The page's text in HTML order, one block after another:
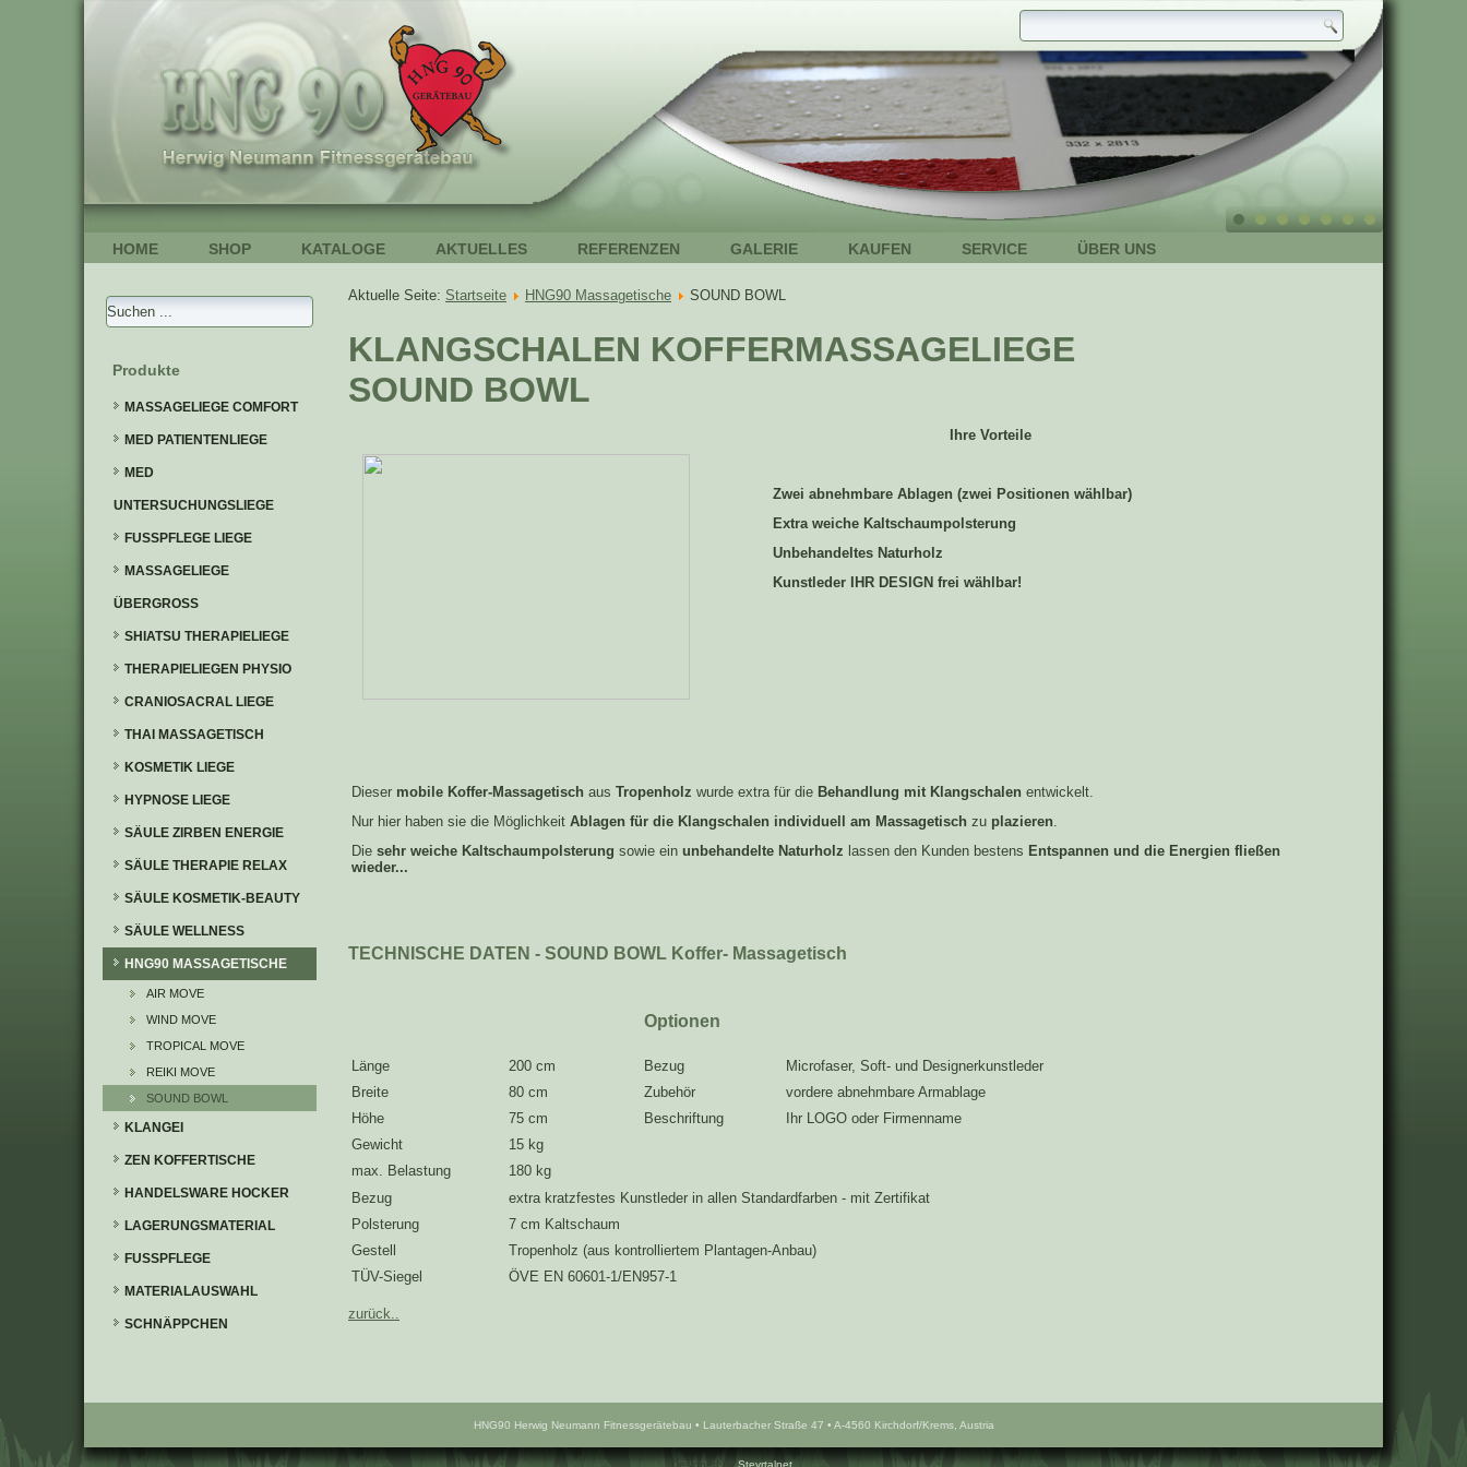
HOME SHOP KATALOGE AKTUELLES REFERENZEN GALERIE KAUFEN SERVICE ÜBER UNS
Produkte
MASSAGELIEGE COMFORT
MED PATIENTENLIEGE
MED
UNTERSUCHUNGSLIEGE
FUSSPFLEGE LIEGE
MASSAGELIEGE
ÜBERGROSS
SHIATSU THERAPIELIEGE
THERAPIELIEGEN PHYSIO
CRANIOSACRAL LIEGE
THAI MASSAGETISCH
KOSMETIK LIEGE
HYPNOSE LIEGE
SÄULE ZIRBEN ENERGIE
SÄULE THERAPIE RELAX
SÄULE KOSMETIK-BEAUTY
SÄULE WELLNESS
HNG90 MASSAGETISCHE
AIR MOVE
WIND MOVE
TROPICAL MOVE
REIKI MOVE
SOUND BOWL
KLANGEI
ZEN KOFFERTISCHE
HANDELSWARE HOCKER
LAGERUNGSMATERIAL
FUSSPFLEGE
MATERIALAUSWAHL
SCHNÄPPCHEN
Aktuelle Seite: Startseite HNG90 Massagetische SOUND BOWL
KLANGSCHALEN KOFFERMASSAGELIEGE
SOUND BOWL
Ihre Vorteile
Zwei abnehmbare Ablagen (zwei Positionen wählbar)
Extra weiche Kaltschaumpolsterung
Unbehandeltes Naturholz
Kunstleder IHR DESIGN frei wählbar!
Dieser mobile Koffer-Massagetisch aus Tropenholz wurde extra für die Behandlung mit Klangschalen entwickelt.
Nur hier haben sie die Möglichkeit Ablagen für die Klangschalen individuell am Massagetisch zu plazieren.
Die sehr weiche Kaltschaumpolsterung sowie ein unbehandelte Naturholz lassen den Kunden bestens Entspannen und die Energien fließen
wieder...
TECHNISCHE DATEN - SOUND BOWL Koffer- Massagetisch
Optionen
Länge 200 cm Bezug
Microfaser, Soft- und Designerkunstleder
Breite
80 cm Zubehör
vordere abnehmbare Armablage
Höhe
75 cm Beschriftung
Ihr LOGO oder Firmenname
Gewicht
15 kg
max. Belastung
180 kg
Bezug
extra kratzfestes Kunstleder in allen Standardfarben - mit Zertifikat
Polsterung
7 cm Kaltschaum
Gestell
Tropenholz (aus kontrolliertem Plantagen-Anbau)
TÜV-Siegel
ÖVE EN 60601-1/EN957-1
zurück..
HNG90 Herwig Neumann Fitnessgerätebau • Lauterbacher Straße 47 • A-4560 Kirchdorf/Krems, Austria
Designed bySteyrtalnet